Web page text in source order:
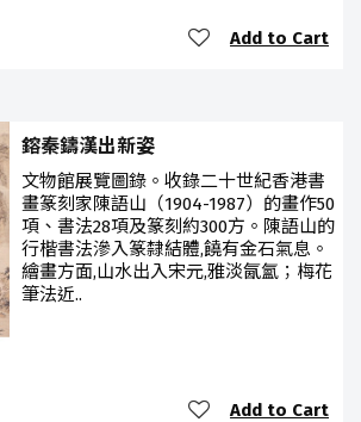
Add to Cart
鎔秦鑄漢出新姿
文物館展覽圖錄。收錄二十世紀香港書
畫篆刻家陳語山（1904-1987）的畫作50
項、書法28項及篆刻約300方。陳語山的
行楷書法滲入篆隸結體,饒有金石氣息。
繪畫方面,山水出入宋元,雅淡氤氳；梅花
筆法近..
Add to Cart